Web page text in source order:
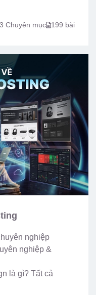
3 Chuyên mục 199 bài
nghiệp
nghiệp &
là gì? Tất cả